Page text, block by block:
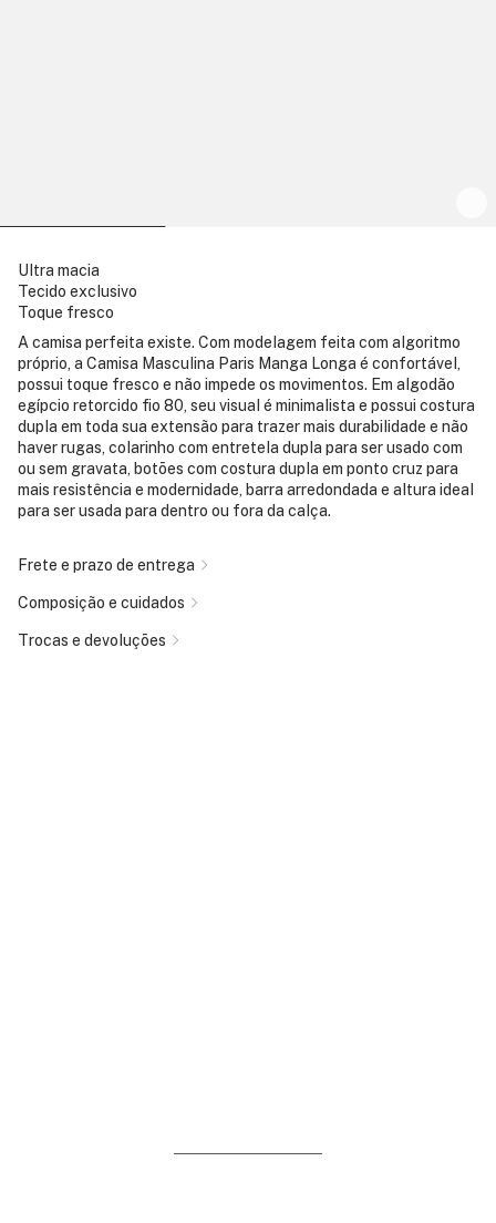
Ultra macia
Tecido exclusivo
Toque fresco
A camisa perfeita existe. Com modelagem feita com algoritmo
próprio, a Camisa Masculina Paris Manga Longa é confortável,
possui toque fresco e não impede os movimentos. Em algodão
egípcio retorcido fio 80, seu visual é minimalista e possui costura
dupla em toda sua extensão para trazer mais durabilidade e não
haver rugas, colarinho com entretela dupla para ser usado com
ou sem gravata, botões com costura dupla em ponto cruz para
mais resistência e modernidade, barra arredondada e altura ideal
para ser usada para dentro ou fora da calça.
Frete e prazo de entrega
Composição e cuidados
Trocas e devoluções